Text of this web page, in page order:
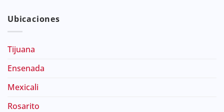
Ubicaciones
Tijuana
Ensenada
Mexicali
Rosarito